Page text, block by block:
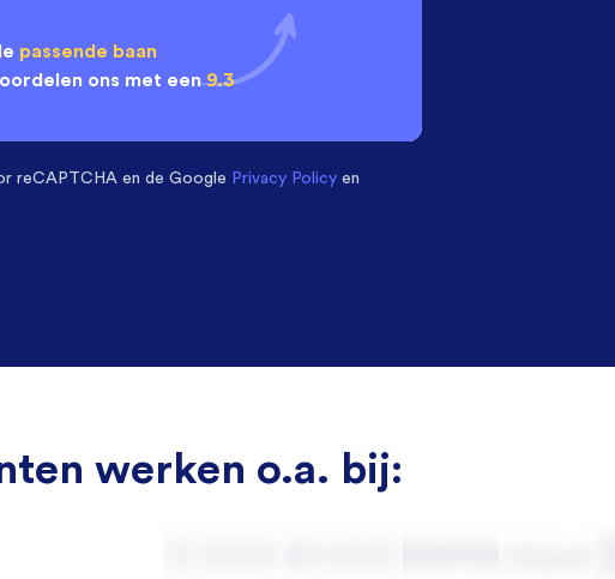
passende baan
ons met een9.3
reCAPTCHA en de Google Privacy Policy en
werken o.a. bij: